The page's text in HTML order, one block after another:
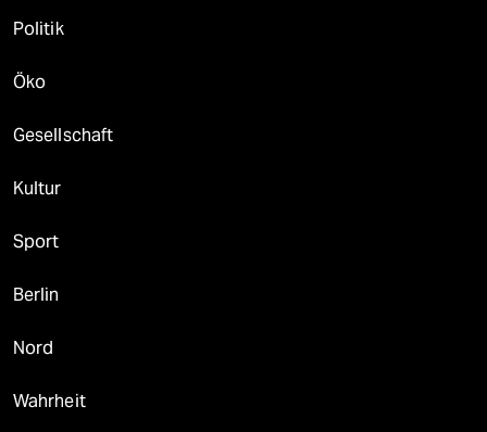
Politik
Öko
Gesellschaft
Kultur
Sport
Berlin
Nord
Wahrheit